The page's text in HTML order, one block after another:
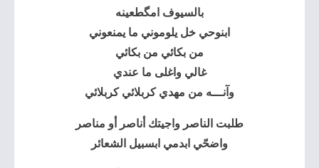
بالسيوف امگطعينه
ابنوحي خل يلوموني ما يمنعوني
من بكائي من بكائي
غالي واغلى ما عندي
وآنـــه من مهدي كربلائي كربلائي
طلبت الناصر واجيتك أناصر أو مناصر
واضحّي ابدمي ابسبيل الشعائر